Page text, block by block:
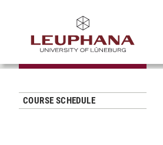
COURSE SCHEDULE